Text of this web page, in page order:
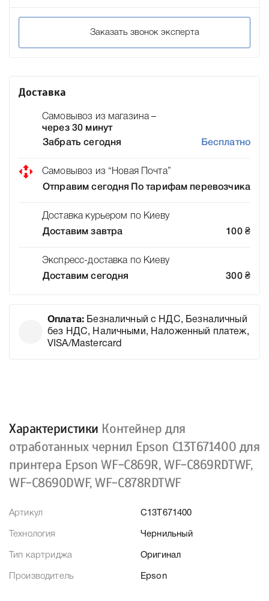
Заказать звонок эксперта
Доставка
Самовывоз из магазина –
через 30 минут
Забрать сегодня
Бесплатно
Самовывоз из “Новая Почта”
Отправим сегодня
По тарифам перевозчика
Доставка курьером по Киеву
Доставим завтра
100 ₴
Экспресс-доставка по Киеву
Доставим сегодня
300 ₴
Оплата: Безналичный с НДС, Безналичный
без НДС, Наличными, Наложенный платеж,
VISA/Mastercard
Характеристики Контейнер для
отработанных чернил Epson C13T671400 для
принтера Epson WF-C869R, WF-C869RDTWF,
WF-C8690DWF, WF-C878RDTWF
Артикул C13T671400
Технология Чернильный
Тип картриджа Оригинал
Производитель Epson